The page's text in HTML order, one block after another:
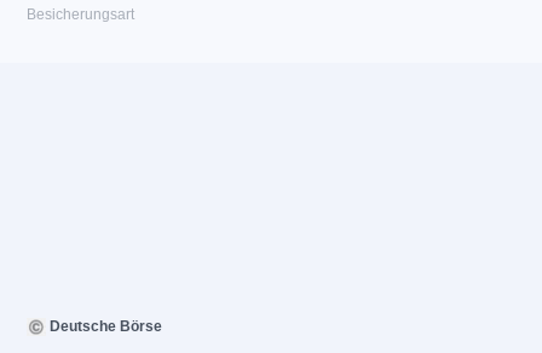
Besicherungsart
Deutsche Börse